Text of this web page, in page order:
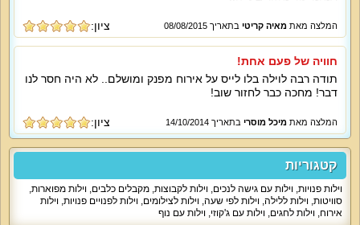
המלצה מאת מאיה קריטי בתאריך 08/08/2015 ציון:
חוויה של פעם אחת!
תודה רבה לוילה בלו לייס על אירוח מפנק ומושלם.. לא היה חסר לנו
דבר! מחכה כבר לחזור שוב!
המלצה מאת מיכל מוסרי בתאריך 14/10/2014 ציון:
קטגוריות
וילות פנויות, וילות עם גישה לנכים, וילות לקבוצות, מקבלים כלבים, וילות מפוארות,
סוויטות, וילות ללילה, וילות לפי שעה, וילות לצילומים, וילות לפנויים פנויות, וילות
אירוח, וילות לחגים, וילות עם ג'קוזי, וילות עם נוף